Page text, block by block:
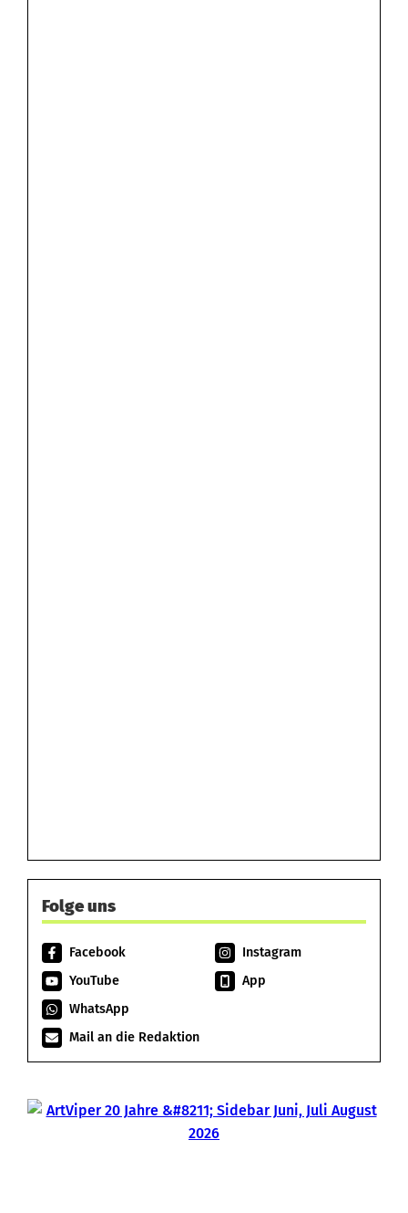
Folge uns
Facebook
Instagram
YouTube
App
WhatsApp
Mail an die Redaktion